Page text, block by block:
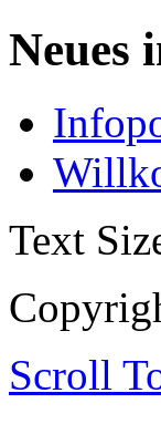
Neues
Text
Scroll